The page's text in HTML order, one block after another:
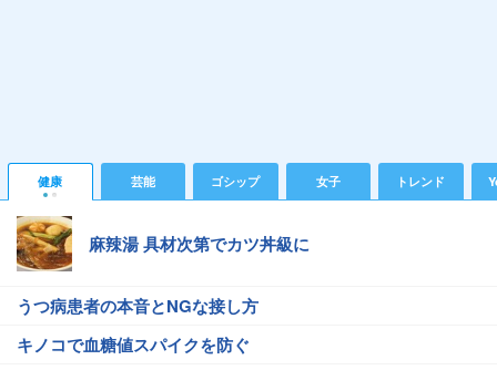
健康 芸能 ゴシップ 女子 トレンド
麻辣湯 具材次第でカツ丼級に
うつ病患者の本音とNGな接し方
キノコで血糖値スパイクを防ぐ